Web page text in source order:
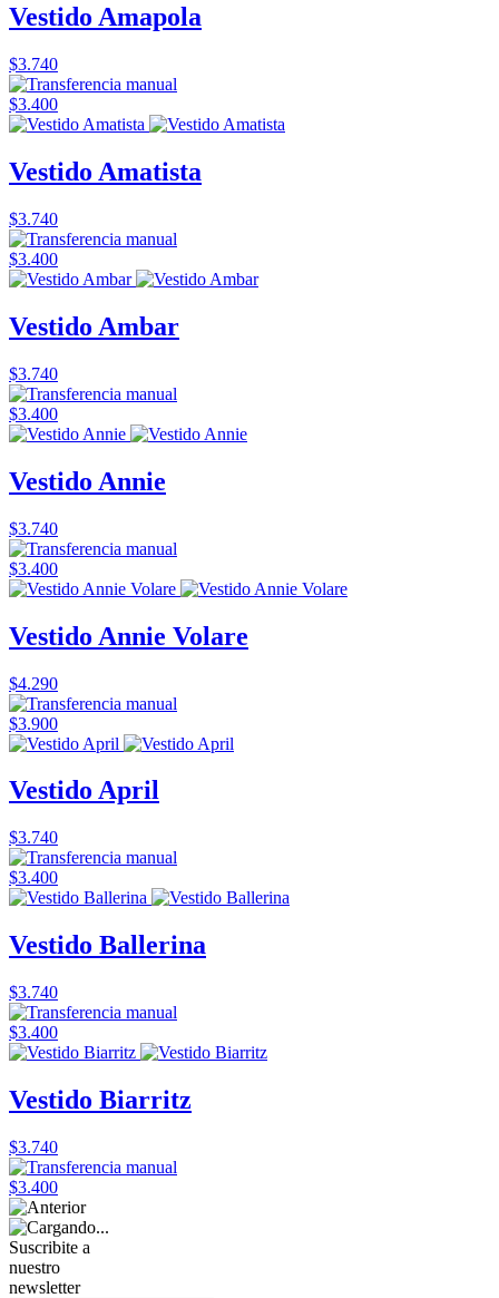
Vestido Amapola
$3.740
$3.400
Vestido Amatista
$3.740
$3.400
Vestido Ambar
$3.740
$3.400
Vestido Annie
$3.740
$3.400
Vestido Annie Volare
$4.290
$3.900
Vestido April
$3.740
$3.400
Vestido Ballerina
$3.740
$3.400
Vestido Biarritz
$3.740
$3.400
Suscribite a
nuestro
newsletter